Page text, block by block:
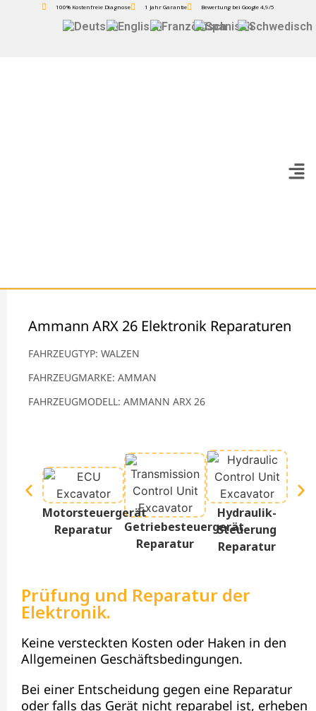
100% Kostenfreie Diagnose 1 Jahr Garantie Bewertung bei Google 4,9/5
Ammann ARX 26 Elektronik Reparaturen
FAHRZEUGTYP: WALZEN
FAHRZEUGMARKE: AMMAN
FAHRZEUGMODELL: AMMANN ARX 26
Motorsteuergerät
Reparatur
Getriebesteuergerät
Reparatur
Hydraulik-
Steuerung
Reparatur
Prüfung und Reparatur der
Elektronik.
Keine versteckten Kosten oder Haken in den
Allgemeinen Geschäftsbedingungen.
Bei einer Entscheidung gegen eine Reparatur
oder falls das Gerät nicht reparabel ist, erheben